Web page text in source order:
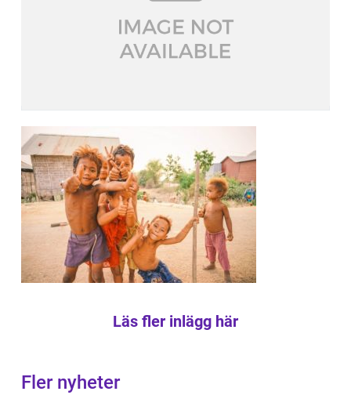
Läs fler inlägg här
Fler nyheter